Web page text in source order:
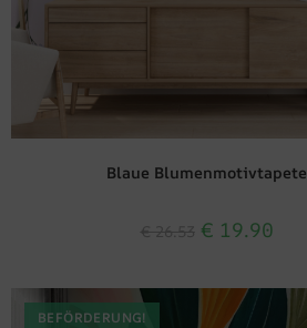
Blaue Blumenmotivtapete
€ 19.90
BEFÖRDERUNG!